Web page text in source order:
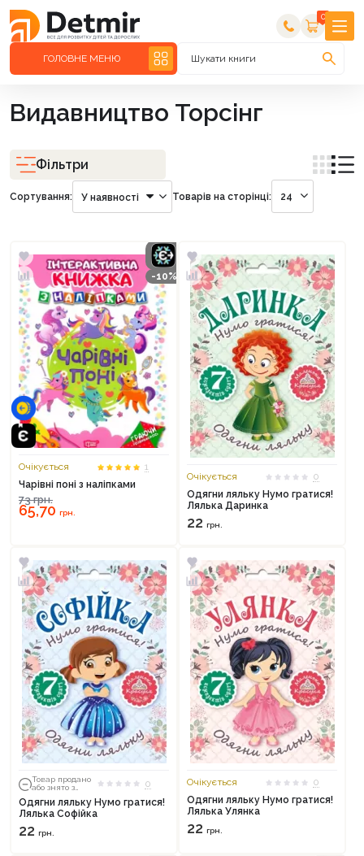
0
ГОЛОВНЕ МЕНЮ Шукати книги
Видавництво Торсінг
Фільтри
Сортування: У наявності Товарів на сторінці: 24
-10%
Очікується
1
Чарівні поні з наліпками
73грн.
65,70 грн.
Очікується
0
Одягни ляльку Нумо гратися!
Лялька Даринка
22 грн.
Товар продано
або знято з
0
Одягни ляльку Нумо гратися!
Лялька Софійка
22 грн.
Очікується
0
Одягни ляльку Нумо гратися!
Лялька Улянка
22 грн.